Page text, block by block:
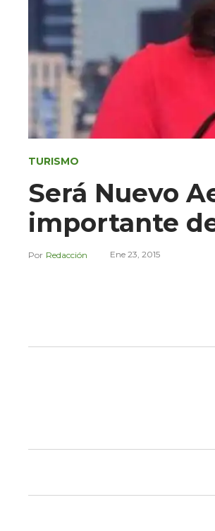
TURISMO
Será Nuevo
importante
Redacción Ene 23, 2015